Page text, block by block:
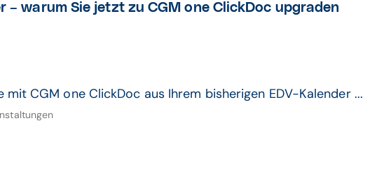
warum Sie jetzt zu CGM one ClickDoc upgraden
CGM one ClickDoc aus Ihrem bisherigen EDV-Kalender ...